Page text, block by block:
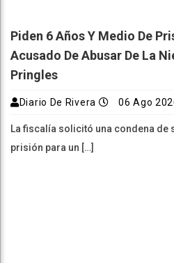
Piden 6 Años Y Medio De
Acusado De Abusar De La
Pringles
Diario De Rivera 06 Ago
La fiscalía solicitó una condena de
prisión para un […]